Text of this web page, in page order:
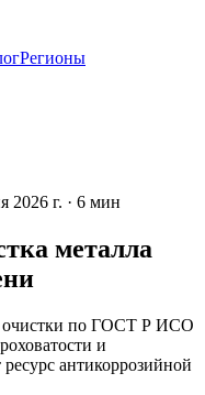
Регионы
2026 г. · 6 мин
металла
очистки по ГОСТ Р ИСО
и
антикоррозийной